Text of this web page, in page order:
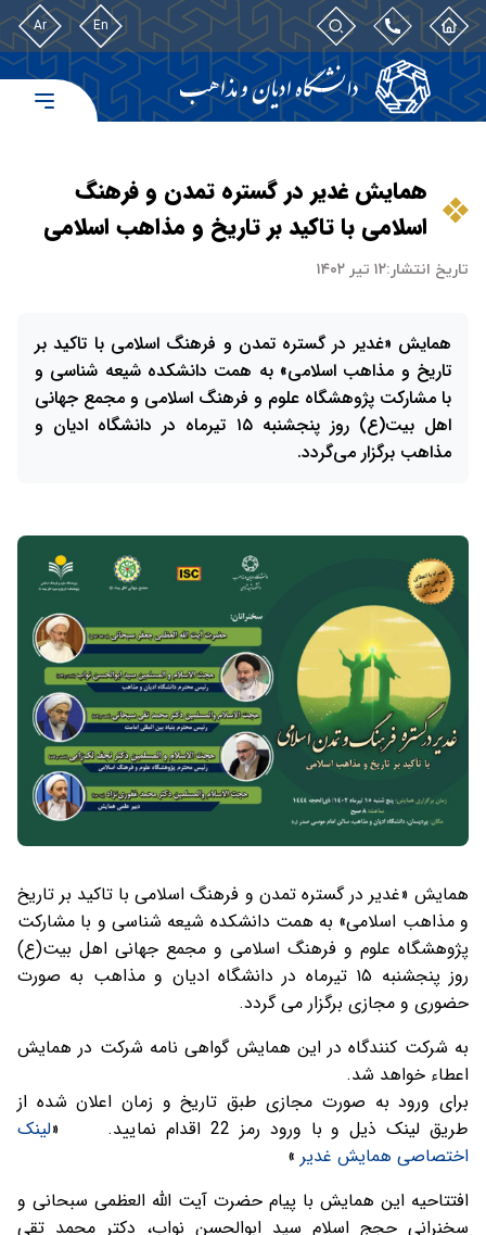
En
Ar
همایش غدیر در گستره تمدن و فرهنگ
اسلامی با تاکید بر تاریخ و مذاهب اسلامی
تاریخ انتشار:۱۲ تیر ۱۴۰۲
همایش «غدیر در گستره تمدن و فرهنگ اسلامی با تاکید بر
تاریخ و مذاهب اسلامی» به همت دانشکده شیعه شناسی و
با مشارکت پژوهشگاه علوم و فرهنگ اسلامی و مجمع جهانی
اهل بیت(ع) روز پنجشنبه ۱۵ تیرماه در دانشگاه ادیان و
مذاهب برگزار می‌گردد.
همایش «غدیر در گستره تمدن و فرهنگ اسلامی با تاکید بر تاریخ
و مذاهب اسلامی» به همت دانشکده شیعه شناسی و با مشارکت
پژوهشگاه علوم و فرهنگ اسلامی و مجمع جهانی اهل بیت(ع)
روز پنجشنبه ۱۵ تیرماه در دانشگاه ادیان و مذاهب به صورت
حضوری و مجازی برگزار می گردد.
به شرکت کنندگاه در این همایش گواهی نامه شرکت در همایش
اعطاء خواهد شد.
برای ورود به صورت مجازی طبق تاریخ و زمان اعلان شده از
طریق لینک ذیل و با ورود رمز 22 اقدام نمایید. «
لینک
اختصاصی همایش غدیر »
افتتاحیه این همایش با پیام حضرت آیت الله العظمی سبحانی و
سخنرانی حجج اسلام سید ابوالحسن نواب، دکتر محمد تقی